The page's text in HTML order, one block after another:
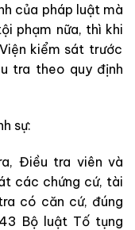
của pháp luật mà
phạm nữa, thì khi
kiểm sát trước
tra theo quy định
sự:
Điều tra viên và
các chứng cứ, tài
có căn cứ, đúng
Bộ luật Tố tụng